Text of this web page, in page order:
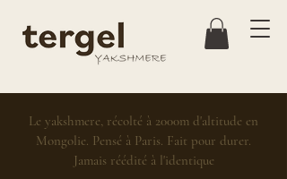
Le yakshmere, récolté à 2000m d'altitude en
Mongolie. Pensé à Paris. Fait pour durer.
Jamais réédité à l'identique